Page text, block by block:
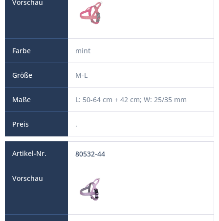
mint
M-L
L: 50-64 cm + 42 cm; W: 25/35 mm
.
80532-44